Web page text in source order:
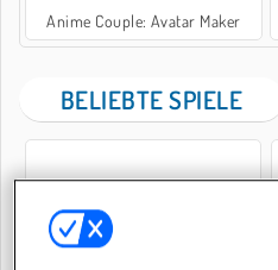
Anime Couple: Avatar Maker
BELIEBTE SPIELE